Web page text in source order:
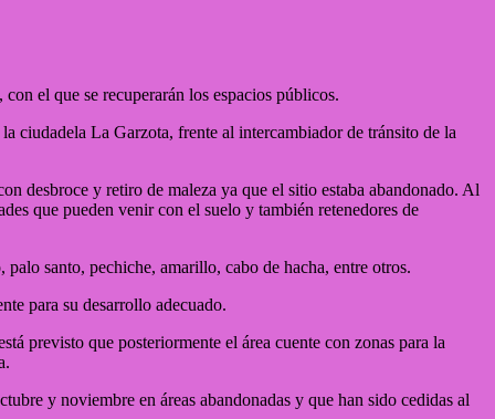
el que se recuperarán los espacios públicos.
ciudadela La Garzota, frente al intercambiador de tránsito de la
desbroce y retiro de maleza ya que el sitio estaba abandonado. Al
que pueden venir con el suelo y también retenedores de
santo, pechiche, amarillo, cabo de hacha, entre otros.
para su desarrollo adecuado.
previsto que posteriormente el área cuente con zonas para la
y noviembre en áreas abandonadas y que han sido cedidas al